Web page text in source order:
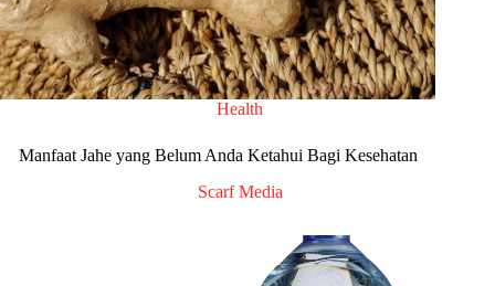
Health
Manfaat Jahe yang Belum Anda Ketahui Bagi Kesehatan
Scarf Media